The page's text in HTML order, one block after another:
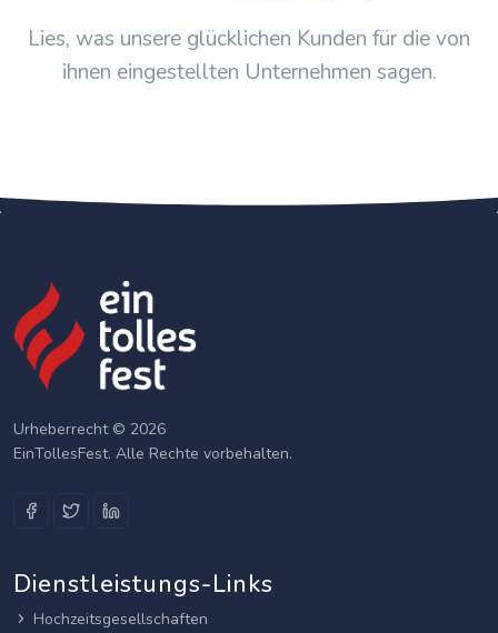
Lies, was unsere glücklichen Kunden für die von
ihnen eingestellten Unternehmen sagen.
Urheberrecht © 2026
EinTollesFest. Alle Rechte vorbehalten.
Dienstleistungs-Links
Hochzeitsgesellschaften